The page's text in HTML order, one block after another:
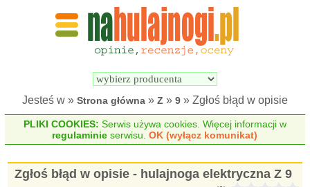
Wyszukiwarka
elektrycznych
Jesteś w » Strona główna » Z » 9 » Zgłoś błąd w opisie
PLIKI COOKIES: Serwis używa cookies. Więcej informacji w
regulaminie serwisu.OK (wyłącz komunikat)
Zgłoś błąd w opisie - hulajnoga elektryczna Z 9